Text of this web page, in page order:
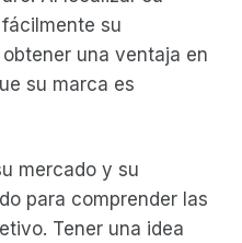
su
una ventaja en
su marca es
mercado y su
para comprender las
Tener una idea